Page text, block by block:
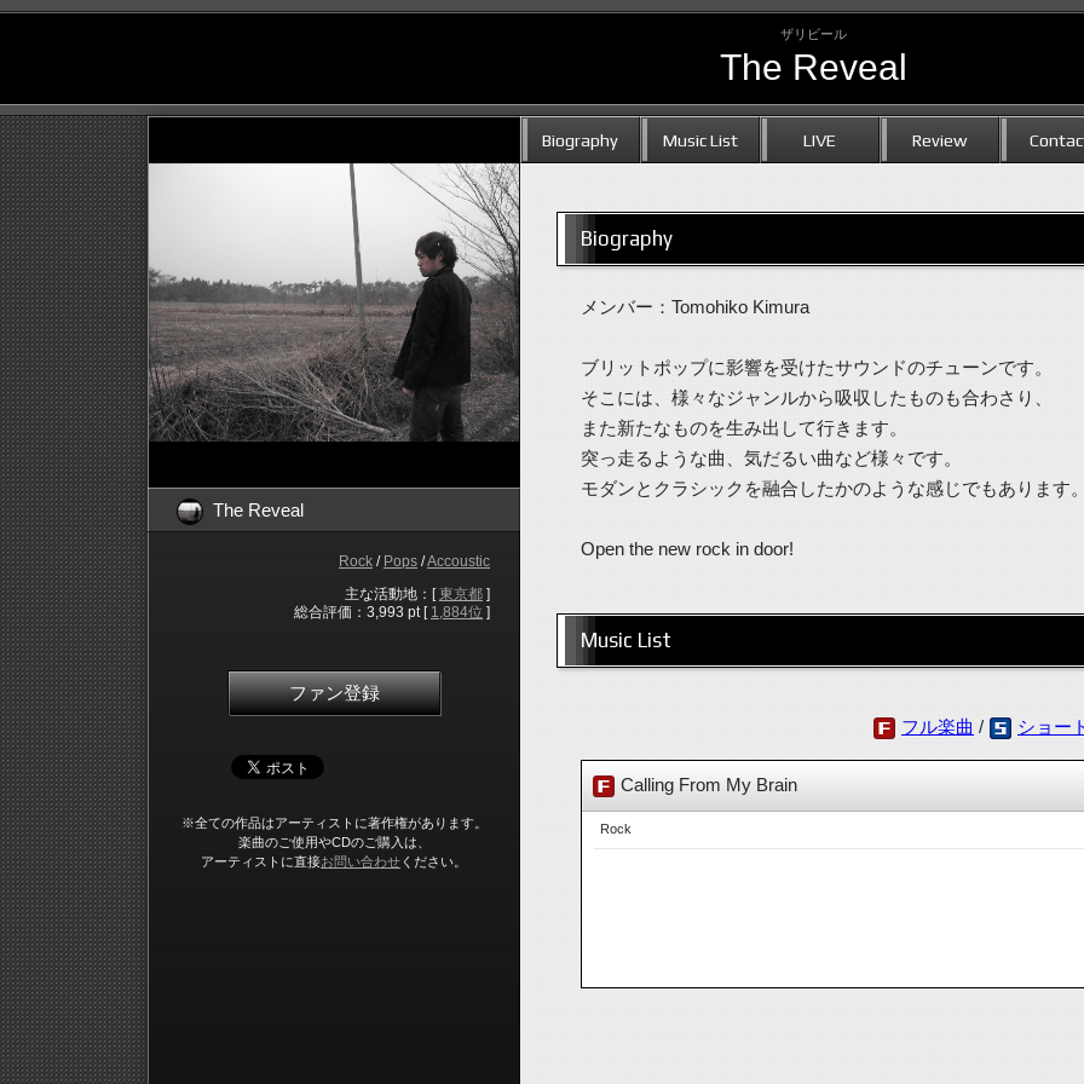
ザリビール
The Reveal
The Reveal
Rock / Pops /Accoustic
主な活動地：[東京都 ]
総合評価：3,993 pt [ 1,884位 ]
ファン登録
※全ての作品はアーティストに著作権があります。
楽曲のご使用やCDのご購入は、
アーティストに直接お問い合わせ ください。
Biography Music List LIVE Review
Biography
メンバー：Tomohiko Kimura
ブリットポップに影響を受けたサウンドのチューンです。
そこには、様々なジャンルから吸収したものも合わさり、
また新たなものを生み出して行きます。
突っ走るような曲、気だるい曲など様々です。
モダンとクラシックを融合したかのような感じでもあります
Open the new rock in door!
Music List
フル楽曲 / ショー
Calling From My Brain
Rock